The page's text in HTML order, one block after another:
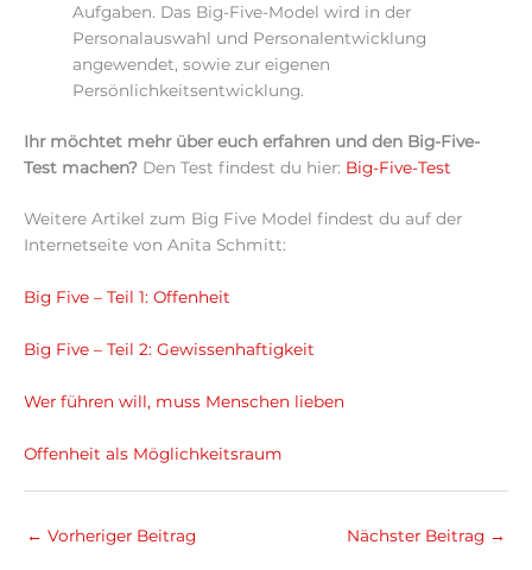
Aufgaben. Das Big-Five-Model wird in der
Personalauswahl und Personalentwicklung
angewendet, sowie zur eigenen
Persönlichkeitsentwicklung.
Ihr möchtet mehr über euch erfahren und den Big-Five-
Test machen? Den Test findest du hier: Big-Five-Test
Weitere Artikel zum Big Five Model findest du auf der
Internetseite von Anita Schmitt:
Big Five – Teil 1: Offenheit
Big Five – Teil 2: Gewissenhaftigkeit
Wer führen will, muss Menschen lieben
Offenheit als Möglichkeitsraum
← Vorheriger Beitrag Nächster Beitrag →